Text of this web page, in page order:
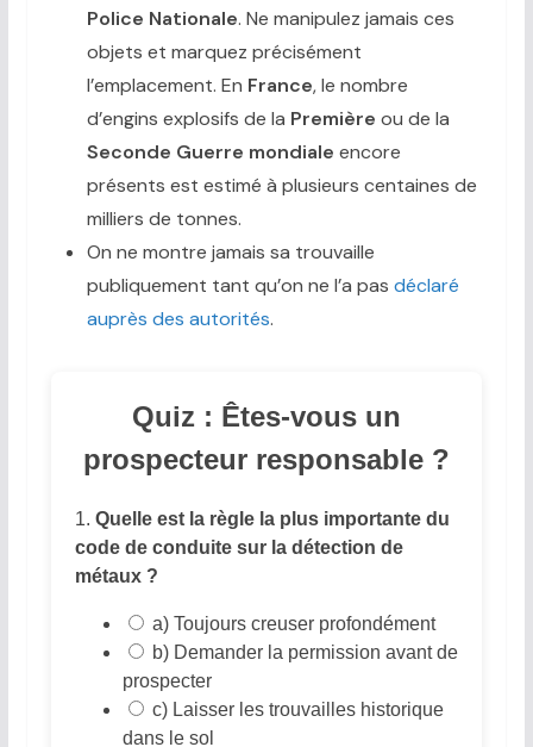
Police Nationale. Ne manipulez jamais ces
objets et marquez précisément
l’emplacement. En France, le nombre
d’engins explosifs de la Première ou de la
Seconde Guerre mondiale encore
présents est estimé à plusieurs centaines de
milliers de tonnes.
On ne montre jamais sa trouvaille
publiquement tant qu’on ne l’a pas déclaré
auprès des autorités.